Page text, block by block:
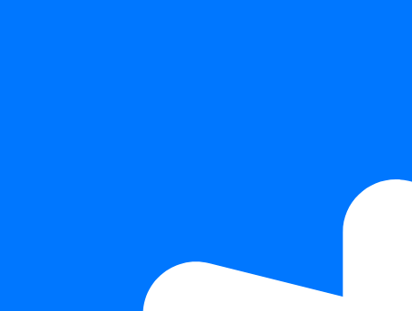
с офертой и условиями обработки персональных данных.